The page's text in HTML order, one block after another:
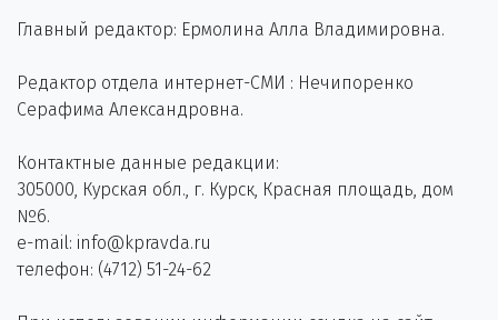
Главный редактор: Ермолина Алла Владимировна.
Редактор отдела интернет-СМИ : Нечипоренко
Серафима Александровна.
Контактные данные редакции:
305000, Курская обл., г. Курск, Красная площадь, дом
№6.
e-mail: info@kpravda.ru
телефон: (4712) 51-24-62